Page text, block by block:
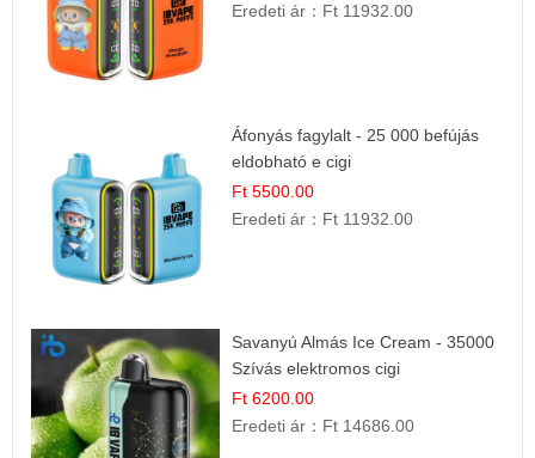
Eredeti ár： Ft 11932.00
Áfonyás fagylalt - 25 000 befújás
eldobható e cigi
Ft 5500.00
Eredeti ár： Ft 11932.00
Savanyú Almás Ice Cream - 35000
Szívás elektromos cigi
Ft 6200.00
Eredeti ár： Ft 14686.00